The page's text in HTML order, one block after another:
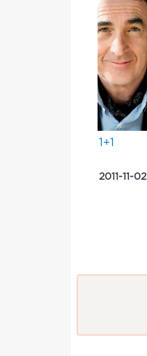
1+1
2011-11-02